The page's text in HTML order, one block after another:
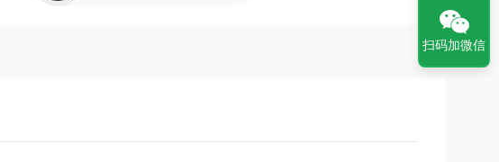
扫码加微信